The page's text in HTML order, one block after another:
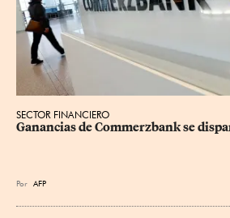
SECTOR FINANCIERO
Ganancias de Commerzbank se
Por AFP